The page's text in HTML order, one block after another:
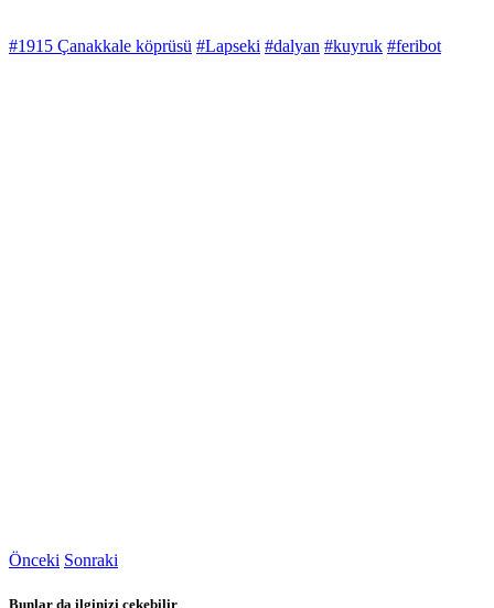
#1915 Çanakkale köprüsü #Lapseki #dalyan #kuyruk #feribot
Önceki Sonraki
Bunlar da ilginizi çekebilir